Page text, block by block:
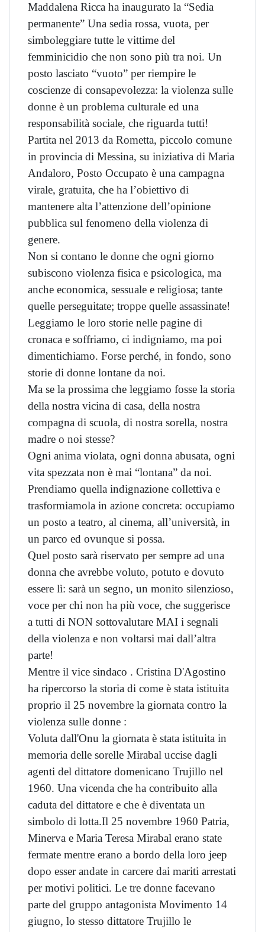
Maddalena Ricca ha inaugurato la “Sedia
permanente” Una sedia rossa, vuota, per
simboleggiare tutte le vittime del
femminicidio che non sono più tra noi. Un
posto lasciato “vuoto” per riempire le
coscienze di consapevolezza: la violenza sulle
donne è un problema culturale ed una
responsabilità sociale, che riguarda tutti!
Partita nel 2013 da Rometta, piccolo comune
in provincia di Messina, su iniziativa di Maria
Andaloro, Posto Occupato è una campagna
virale, gratuita, che ha l’obiettivo di
mantenere alta l’attenzione dell’opinione
pubblica sul fenomeno della violenza di
genere.
Non si contano le donne che ogni giorno
subiscono violenza fisica e psicologica, ma
anche economica, sessuale e religiosa; tante
quelle perseguitate; troppe quelle assassinate!
Leggiamo le loro storie nelle pagine di
cronaca e soffriamo, ci indigniamo, ma poi
dimentichiamo. Forse perché, in fondo, sono
storie di donne lontane da noi.
Ma se la prossima che leggiamo fosse la storia
della nostra vicina di casa, della nostra
compagna di scuola, di nostra sorella, nostra
madre o noi stesse?
Ogni anima violata, ogni donna abusata, ogni
vita spezzata non è mai “lontana” da noi.
Prendiamo quella indignazione collettiva e
trasformiamola in azione concreta: occupiamo
un posto a teatro, al cinema, all’università, in
un parco ed ovunque si possa.
Quel posto sarà riservato per sempre ad una
donna che avrebbe voluto, potuto e dovuto
essere lì: sarà un segno, un monito silenzioso,
voce per chi non ha più voce, che suggerisce
a tutti di NON sottovalutare MAI i segnali
della violenza e non voltarsi mai dall’altra
parte!
Mentre il vice sindaco . Cristina D'Agostino
ha ripercorso la storia di come è stata istituita
proprio il 25 novembre la giornata contro la
violenza sulle donne :
Voluta dall'Onu la giornata è stata istituita in
memoria delle sorelle Mirabal uccise dagli
agenti del dittatore domenicano Trujillo nel
1960. Una vicenda che ha contribuito alla
caduta del dittatore e che è diventata un
simbolo di lotta.​​Il 25 novembre 1960 Patria,
Minerva e Maria Teresa Mirabal erano state
fermate mentre erano a bordo della loro jeep
dopo esser andate in carcere dai mariti arrestati
per motivi politici. Le tre donne facevano
parte del gruppo antagonista Movimento 14
giugno, lo stesso dittatore Trujillo le